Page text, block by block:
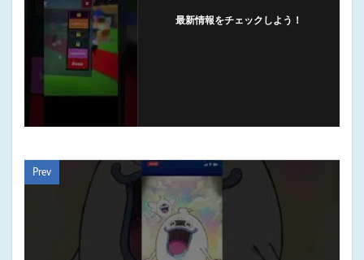
最新情報をチェックしよう！
Prev